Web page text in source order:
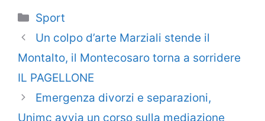
Categorie
Sport
Un colpo d’arte Marziali stende il
Montalto, il Montecosaro torna a sorridere
IL PAGELLONE
Emergenza divorzi e separazioni,
Unimc avvia un corso sulla mediazione